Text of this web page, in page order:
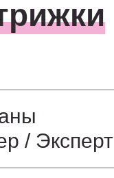
/ Эксперт